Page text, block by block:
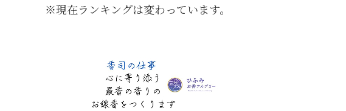
※現在ランキングは変わっています。